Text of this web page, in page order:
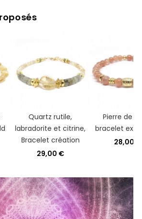
Quartz rutile,
labradorite et citrine,
Bracelet création
29,00 €
Pierre de
bracelet
28,00 €